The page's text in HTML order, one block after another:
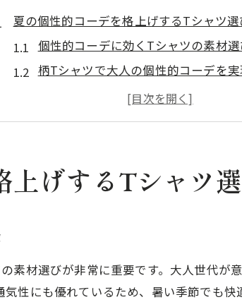
夏の個性的コーデを格上げするTシャツ選
個性的コーデに効くTシャツの素材
柄Tシャツで大人の個性的コーデを
プリントTシャツが夏の個性的コーデ
大人らしいプリントTシャツ選びの
大人らしさ引き立つプリントTシャツ活
大人の個性的コーデに最適なプリント
プリントTシャツ40代メンズにおす
白プリントTシャツで叶える大人の
上げするTシャツ
素材選びが非常に重要です。大人世代が
性にも優れているため、暑い季節でも快